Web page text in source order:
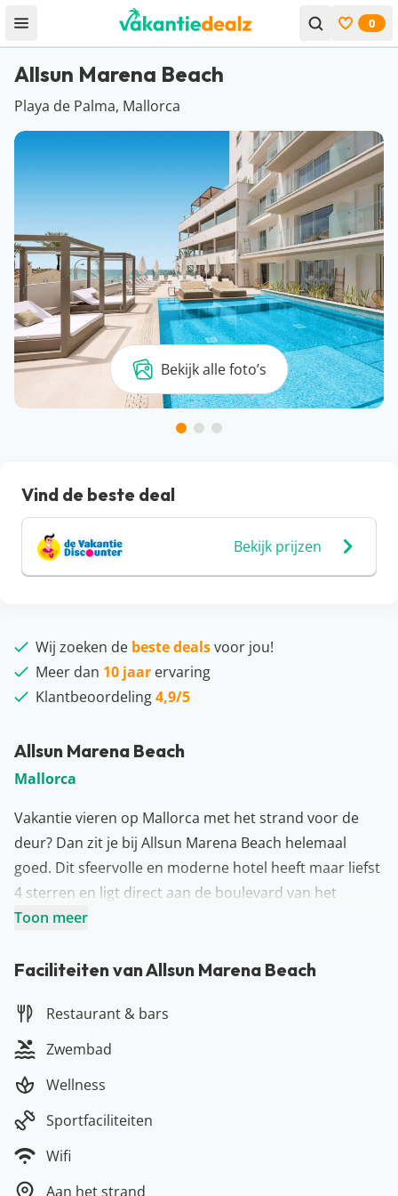
Open menu Bekijk
0
Allsun Marena Beach
Playa de Palma, Mallorca
Bekijk alle foto’s
Allsun Marena Beach
Mallorca
Vakantie vieren op Mallorca met het strand voor de
deur? Dan zit je bij Allsun Marena Beach helemaal
goed. Dit sfeervolle en moderne hotel heeft maar liefst
4 sterren en ligt direct aan de boulevard van het
bruisende Playa de Palma. Het hotel is onlangs volledig
het prachtige uitzicht op zee, wandel over de
een duik in het zwembad. Hier zul je je niet snel
vervelen…
Zon, zee & strandliefhebbers opgelet: het Spaanse
Mallorca is de perfecte plek om jullie aankomende
Ibiza, Menorca en Formentera onderdeel is van de
eilandengroep de Balearen, ligt voor de kust van
Toon meer
Faciliteiten van Allsun Marena Beach
Restaurant & bars
Zwembad
Wellness
Sportfaciliteiten
Wifi
Aan het strand
Vind de beste deal
Bekijk prijzen
Wij zoeken de beste dealsvoor jou!
Meer dan 10 jaar ervaring
Klantbeoordeling4,9/5